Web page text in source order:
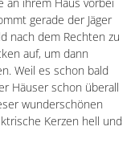
an ihrem Haus vorbei
gerade der Jäger
nach dem Rechten zu
auf, um dann
Weil es schon bald
Häuser schon überall
wunderschönen
Kerzen hell und